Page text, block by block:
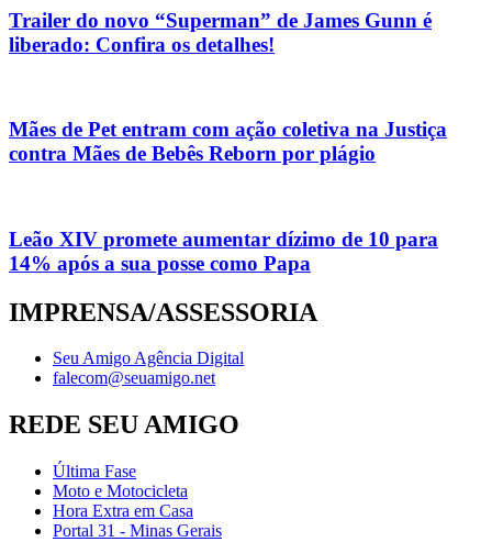
Trailer do novo “Superman” de James Gunn é
liberado: Confira os detalhes!
Mães de Pet entram com ação coletiva na Justiça
contra Mães de Bebês Reborn por plágio
Leão XIV promete aumentar dízimo de 10 para
14% após a sua posse como Papa
IMPRENSA/ASSESSORIA
Seu Amigo Agência Digital
falecom@seuamigo.net
REDE SEU AMIGO
Última Fase
Moto e Motocicleta
Hora Extra em Casa
Portal 31 - Minas Gerais